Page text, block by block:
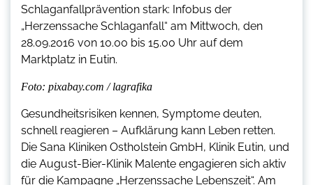
Schlaganfallprävention stark: Infobus der
„Herzenssache Schlaganfall“ am Mittwoch, den
28.09.2016 von 10.00 bis 15.00 Uhr auf dem
Marktplatz in Eutin.
Foto: pixabay.com / lagrafika
Gesundheitsrisiken kennen, Symptome deuten,
schnell reagieren – Aufklärung kann Leben retten.
Die Sana Kliniken Ostholstein GmbH, Klinik Eutin, und
die August-Bier-Klinik Malente engagieren sich aktiv
für die Kampagne „Herzenssache Lebenszeit“. Am